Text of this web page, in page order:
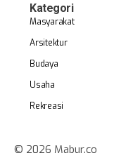
Kategori
Masyarakat
Arsitektur
Budaya
Usaha
Rekreasi
© 2026 Mabur.co